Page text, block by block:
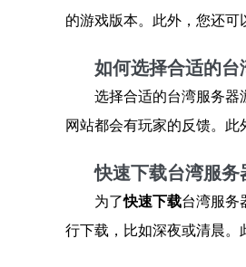
的游戏版本。此外，您还
如何选择合适的台
选择合适的台湾服务器
网站都会有玩家的反馈。此
快速下载台湾服务
为了快速下载台湾服务
行下载，比如深夜或清晨。